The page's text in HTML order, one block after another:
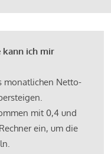
kann ich mir
monatlichen Netto-
mit 0,4 und
ein, um die